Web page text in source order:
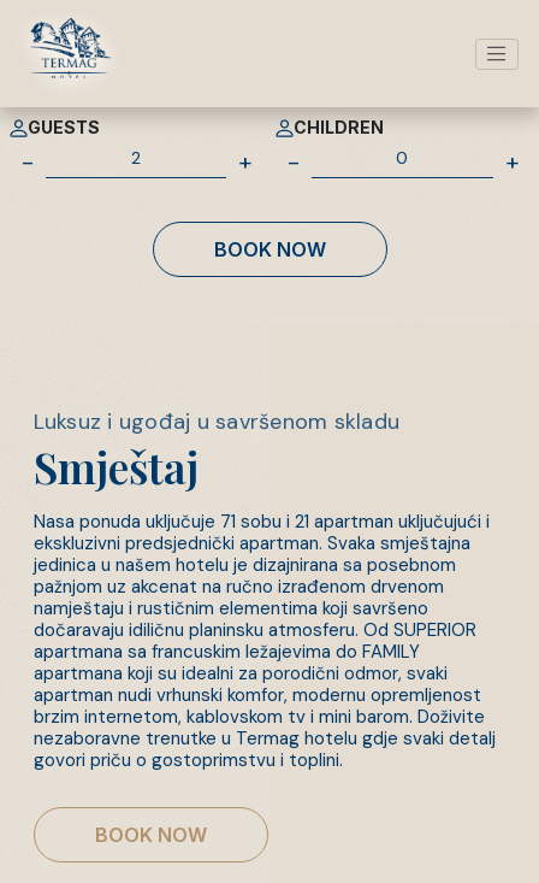
CHECK IN
GUESTS
- +
CHILDREN
- +
BOOK NOW
Luksuz i ugođaj u savršenom skladu
Smještaj
Nasa ponuda uključuje 71 sobu i 21 apartman uključujući i
ekskluzivni predsjednički apartman. Svaka smještajna
jedinica u našem hotelu je dizajnirana sa posebnom
pažnjom uz akcenat na ručno izrađenom drvenom
namještaju i rustičnim elementima koji savršeno
dočaravaju idiličnu planinsku atmosferu. Od SUPERIOR
apartmana sa francuskim ležajevima do FAMILY
apartmana koji su idealni za porodični odmor, svaki
apartman nudi vrhunski komfor, modernu opremljenost
brzim internetom, kablovskom tv i mini barom. Doživite
nezaboravne trenutke u Termag hotelu gdje svaki detalj
govori priču o gostoprimstvu i toplini.
BOOK NOW